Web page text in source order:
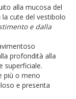
alla mucosa del
cute del vestibolo
e dalla
profondità alla
superficiale.
più o meno
e presenta